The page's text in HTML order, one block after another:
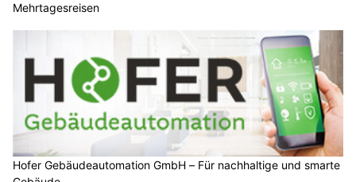
Mehrtagesreisen
Hofer Gebäudeautomation GmbH – Für nachhaltige und smarte